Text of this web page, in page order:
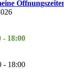
- 18:00
- 18:00